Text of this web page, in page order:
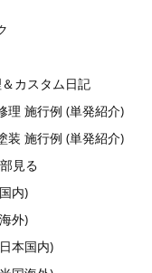
カスタム日記
理 施行例 (単発紹介)
装 施行例 (単発紹介)
見る
内)
外)
本国内)